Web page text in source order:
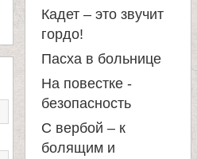
Кадет – это звучит
гордо!
Пасха в больнице
На повестке -
безопасность
С вербой – к
болящим и